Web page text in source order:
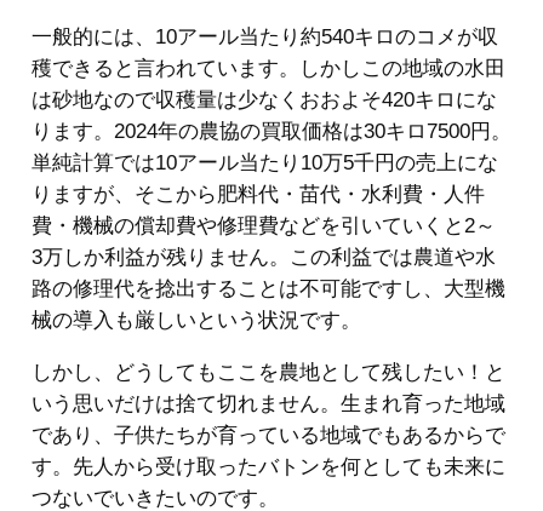
一般的には、10アール当たり約540キロのコメが収
穫できると言われています。しかしこの地域の水田
は砂地なので収穫量は少なくおおよそ420キロにな
ります。2024年の農協の買取価格は30キロ7500円。
単純計算では10アール当たり10万5千円の売上にな
りますが、そこから肥料代・苗代・水利費・人件
費・機械の償却費や修理費などを引いていくと2～
3万しか利益が残りません。この利益では農道や水
路の修理代を捻出することは不可能ですし、大型機
械の導入も厳しいという状況です。
しかし、どうしてもここを農地として残したい！と
いう思いだけは捨て切れません。生まれ育った地域
であり、子供たちが育っている地域でもあるからで
す。先人から受け取ったバトンを何としても未来に
つないでいきたいのです。